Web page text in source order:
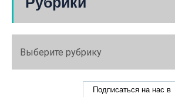
Подписаться на нас в